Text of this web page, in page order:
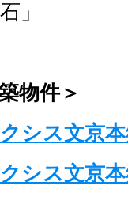
」
物件＞
シス文京
クシス文京